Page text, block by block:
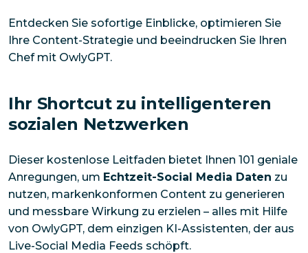
Entdecken Sie sofortige Einblicke, optimieren Sie
Ihre Content-Strategie und beeindrucken Sie Ihren
Chef mit OwlyGPT.
Ihr Shortcut zu intelligenteren
sozialen Netzwerken
Dieser kostenlose Leitfaden bietet Ihnen 101 geniale
Anregungen, um Echtzeit-Social Media Daten zu
nutzen, markenkonformen Content zu generieren
und messbare Wirkung zu erzielen – alles mit Hilfe
von OwlyGPT, dem einzigen KI-Assistenten, der aus
Live-Social Media Feeds schöpft.